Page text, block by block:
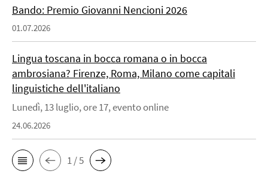
Bando: Premio Giovanni Nencioni 2026
01.07.2026
Lingua toscana in bocca romana o in bocca
ambrosiana? Firenze, Roma, Milano come capitali
linguistiche dell'italiano
Lunedì, 13 luglio, ore 17, evento online
24.06.2026
1 / 5